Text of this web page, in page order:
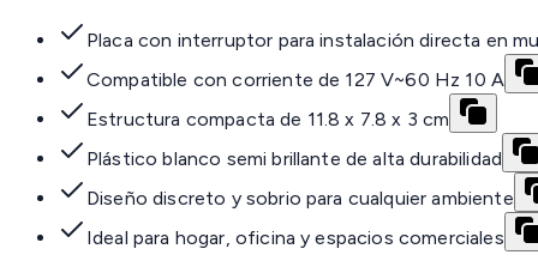
Placa con interruptor para instalación directa en
Compatible con corriente de 127 V~60 Hz 10 A
Estructura compacta de 11.8 x 7.8 x 3 cm
Plástico blanco semi brillante de alta durabilidad
Diseño discreto y sobrio para cualquier ambiente
Ideal para hogar, oficina y espacios comerciales